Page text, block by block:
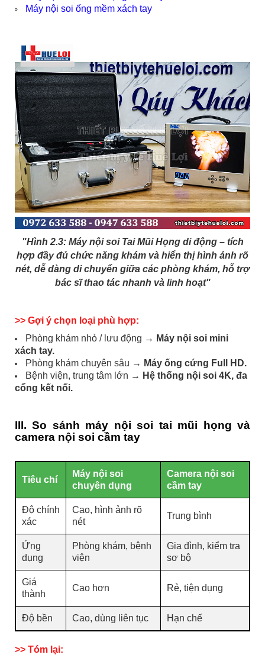
Máy nội soi ống mềm xách tay
"Hình 2.3: Máy nội soi Tai Mũi Họng di động – tích
hợp đầy đủ chức năng khám và hiển thị hình ảnh rõ
nét, dễ dàng di chuyển giữa các phòng khám, hỗ trợ
bác sĩ thao tác nhanh và linh hoạt"
>> Gợi ý chọn loại phù hợp:
Phòng khám nhỏ / lưu động → Máy nội soi mini
xách tay.
Phòng khám chuyên sâu → Máy ống cứng Full HD.
Bệnh viện, trung tâm lớn → Hệ thống nội soi 4K, đa
cổng kết nối.
III. So sánh máy nội soi tai mũi họng và
camera nội soi cầm tay
Tiêu chí
Máy nội soi
chuyên dụng
Camera nội soi
cầm tay
Độ chính
xác
Cao, hình ảnh rõ
nét
Trung bình
Ứng
dụng
Phòng khám, bệnh
viện
Gia đình, kiểm tra
sơ bộ
Giá
thành
Cao hơn Rẻ, tiện dụng
Độ bền Cao, dùng liên tục Hạn chế
>> Tóm lại: